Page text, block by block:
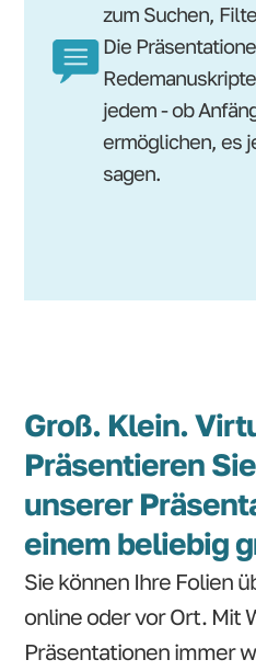
zum Suchen,
Die
jedem - ob
ermöglichen, es
sagen.
Groß. Klein.
Präsentieren
unserer
einem beliebig
Sie können Ihre Folien
online oder vor Ort. Mit
Präsentationen immer